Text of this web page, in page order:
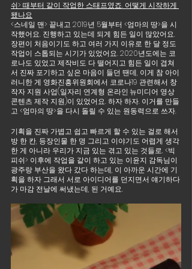
쉬> 때부터 같이 작업한 스태프였죠. 어떻게 시작하게
됐나요
<스네일 맨> 끝내고 2019년 5월부터 <엄마의 땅>을 시
작했어요. 진행하고 있는데 되게 힘든 일이 많았어요.
장편이 처음이기도 하고 여러 가지 이유로 한 달 정도
작업이 스톱되는 시기가 있었어요. 2020년도에는 코
로나도 있었고 제작비도 다 떨어지고 힘든 일이 겹쳐
서 진짜 포기하고 싶은 마음이 들던 땐데, 이게 참 아이
러니한 게 영화진흥위원회에서 코로나19 관련해서 창
작자 지원 사업(일자리 연계형 온라인 뉴미디어 영상
콘텐츠 제작 지원)이 있었어요. 하자 하자. 이거를 만들
고 <엄마의 땅>을 다시 돌릴 수 있는 원동력으로 쓰자.
기획을 진짜 가볍고 쉽고 빠르게 할 수 있는 걸로 해서
방 한 칸, 등장인물 한 명 그리고 이야기도 어렵게 생각
한 게 아니라 우리가 지금 있는 겪고 있는 것들로. <빅
피쉬> 이후에 작업을 같이 하고 있는 이윤지 감독님이
광주랑 부산을 왔다 갔다 하는데, 이 아까운 시간에 기
획을 하자 그래서 서로 아이디어를 던지면서 얘기하다
가 마감 전날에 써냈는데, 된 거예요.